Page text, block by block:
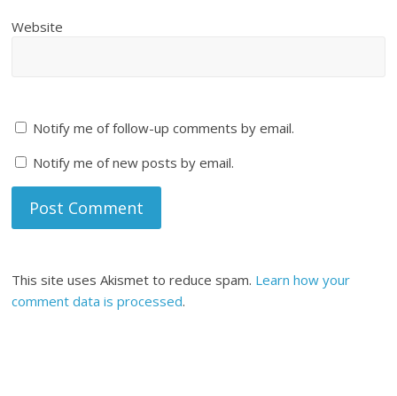
Website
Notify me of follow-up comments by email.
Notify me of new posts by email.
This site uses Akismet to reduce spam. Learn how your
comment data is processed.